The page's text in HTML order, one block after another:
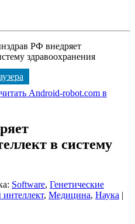
РФ внедряет
здравоохранения
Android-robot.com в
в систему
Software, Генетические
, Медицина, Наука